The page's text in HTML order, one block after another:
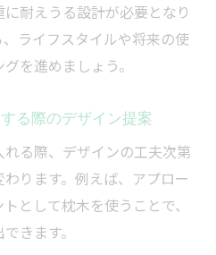
耐えうる設計が必要となり
ライフスタイルや将来の使
を進めましょう。
る際のデザイン提案
る際、デザインの工夫次第
ります。例えば、アプロー
として枕木を使うことで、
きます。